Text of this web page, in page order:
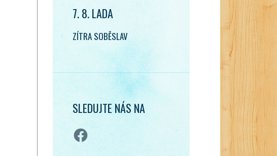
7. 8. LADA
ZÍTRA SOBĚSLAV
SLEDUJTE NÁS NA
Facebook